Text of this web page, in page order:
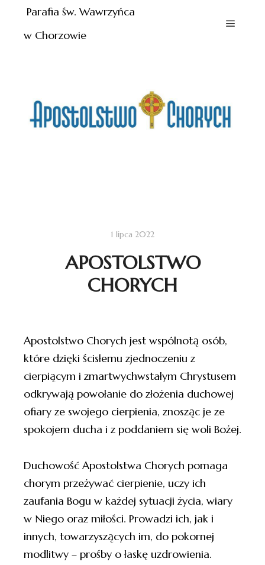
Parafia św. Wawrzyńca
w Chorzowie
1 lipca 2022
APOSTOLSTWO
CHORYCH
Apostolstwo Chorych jest wspólnotą osób,
które dzięki ścisłemu zjednoczeniu z
cierpiącym i zmartwychwstałym Chrystusem
odkrywają powołanie do złożenia duchowej
ofiary ze swojego cierpienia, znosząc je ze
spokojem ducha i z poddaniem się woli Bożej.
Duchowość Apostolstwa Chorych pomaga
chorym przeżywać cierpienie, uczy ich
zaufania Bogu w każdej sytuacji życia, wiary
w Niego oraz miłości. Prowadzi ich, jak i
innych, towarzyszących im, do pokornej
modlitwy – prośby o łaskę uzdrowienia.